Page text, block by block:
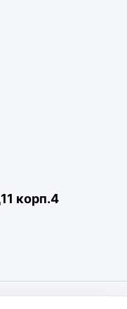
корп.4